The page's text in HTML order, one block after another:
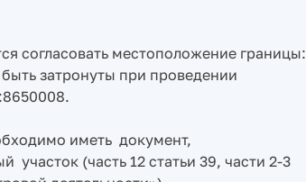
согласовать местоположение границы:
затронуты при проведении
иметь документ,
(часть 12 статьи 39, части 2-3